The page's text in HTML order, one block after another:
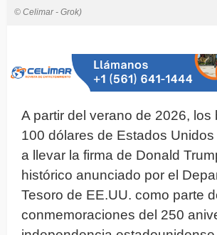
© Celimar - Grok)
A partir del verano de 2026, los
100 dólares de Estados
a llevar la firma de Donald
histórico anunciado por el
Tesoro de EE.UU. como parte
conmemoraciones del 250